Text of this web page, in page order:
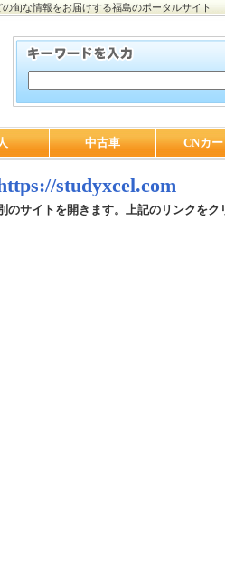
旬な情報をお届けする福島のポータルサイト
中古車 CNカ
studyxcel.com
のサイトを開きます。上記のリンクをク